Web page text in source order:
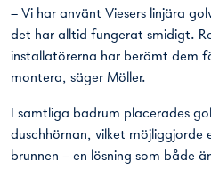
– Vi har använt Viesers linjära
det har alltid fungerat smidigt.
installatörerna har berömt dem
montera, säger Möller.
I samtliga badrum placerades
duschhörnan, vilket möjliggjorde
brunnen – en lösning som både